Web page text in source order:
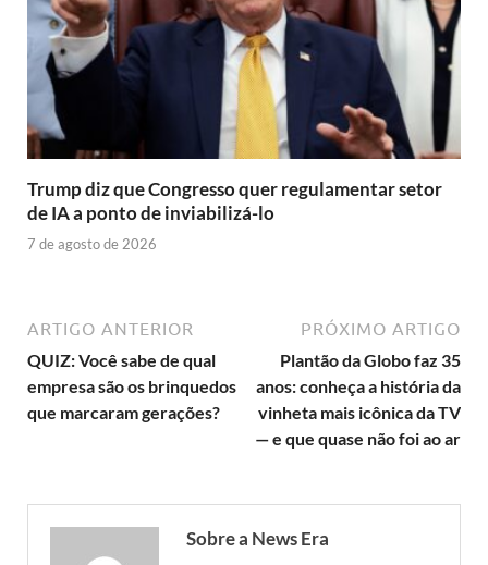
Trump diz que Congresso quer regulamentar setor
de IA a ponto de inviabilizá-lo
7 de agosto de 2026
ARTIGO ANTERIOR
QUIZ: Você sabe de qual
empresa são os brinquedos
que marcaram gerações?
PRÓXIMO ARTIGO
Plantão da Globo faz 35
anos: conheça a história da
vinheta mais icônica da TV
— e que quase não foi ao ar
Sobre a News Era